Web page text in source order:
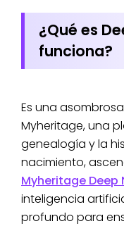
¿Qué es
funciona?
Es una
Myheritage, una
genealogía y la
nacimiento,
Myheritage Deep
inteligencia
profundo para